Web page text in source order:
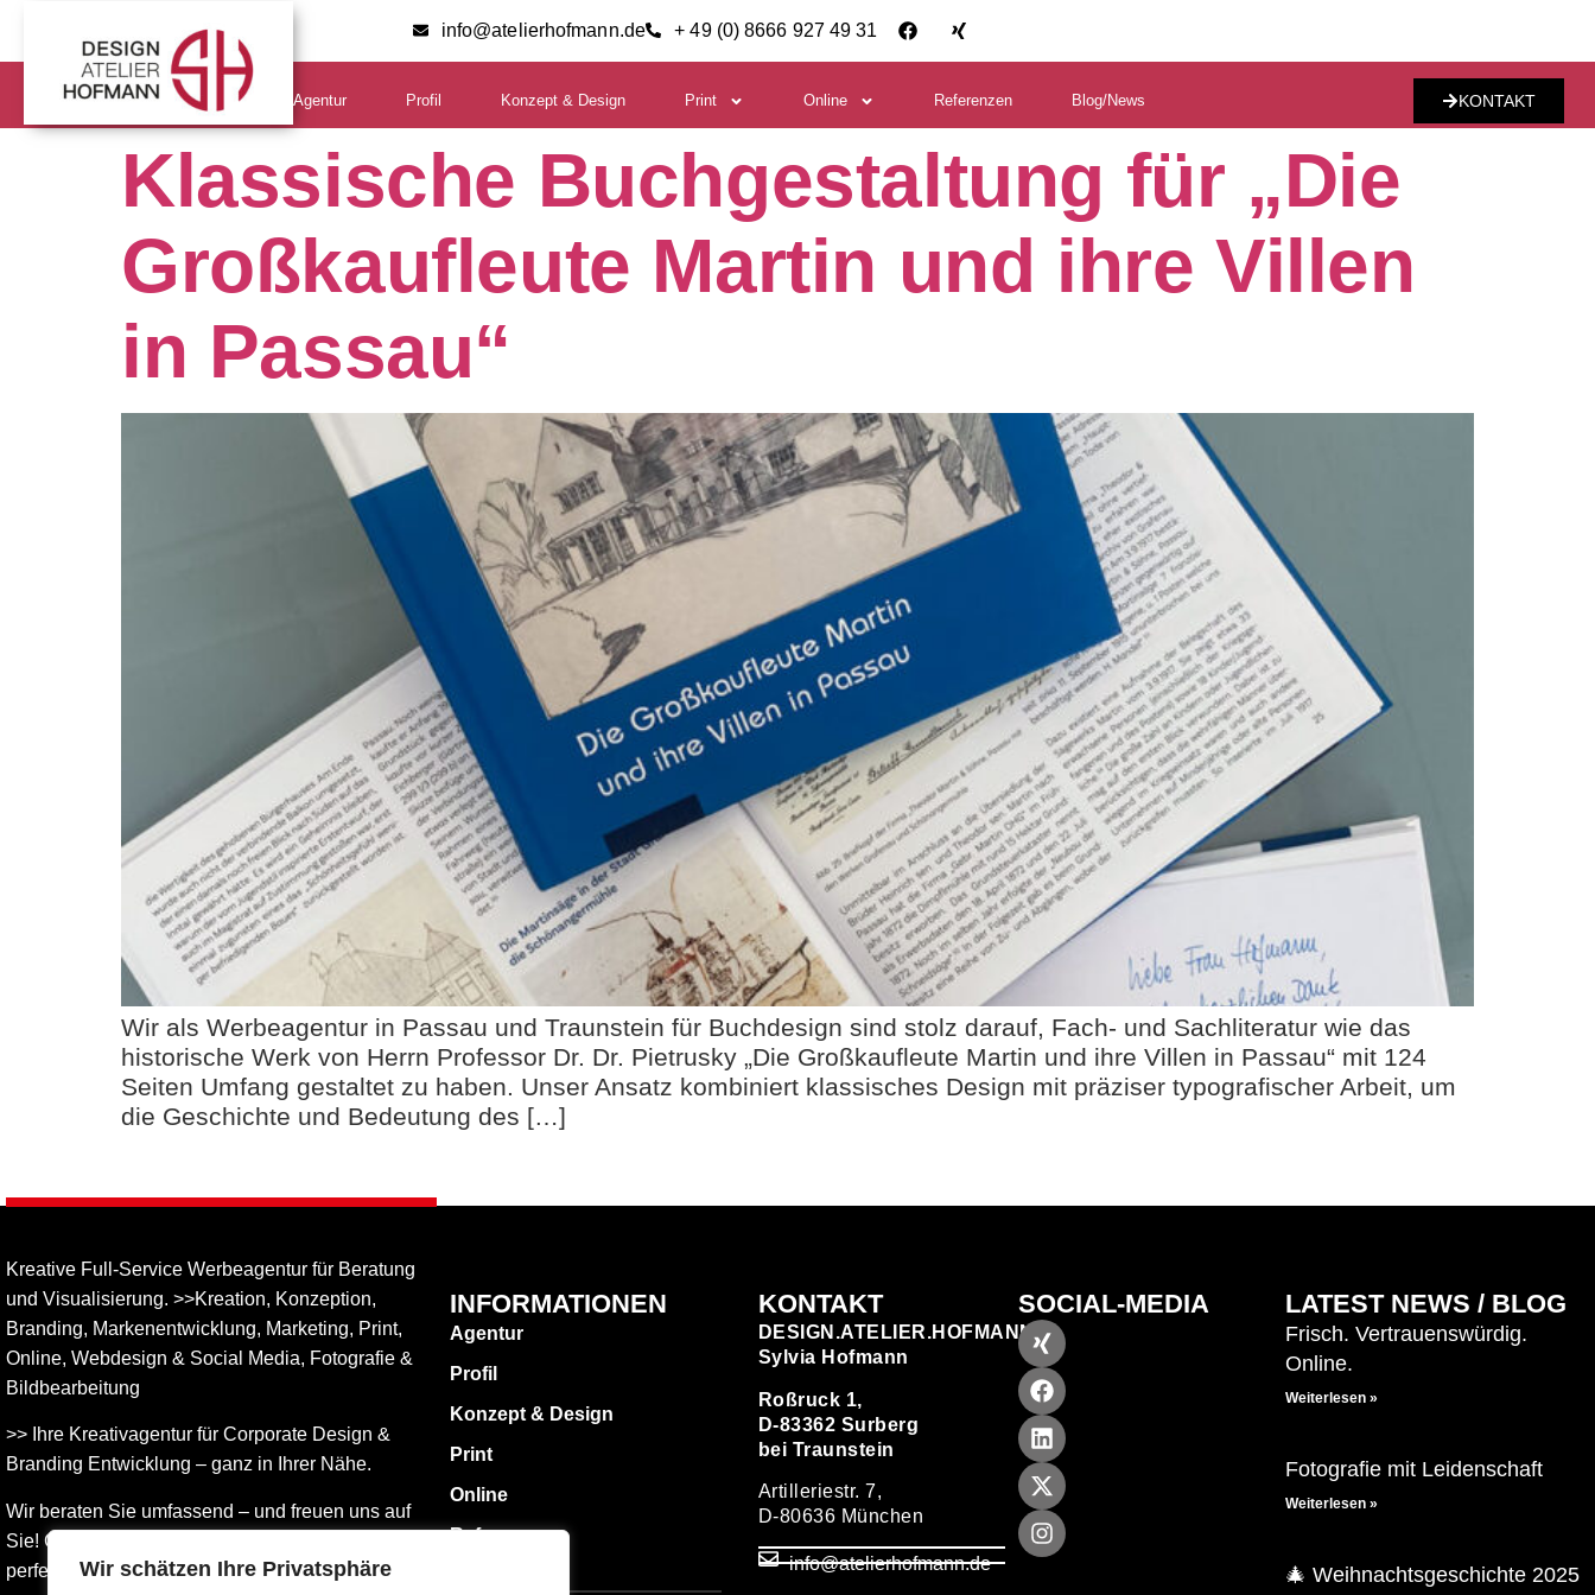
Wir schätzen Ihre Privatsphäre
info@atelierhofmann.de + 49 (0) 8666 927 49 31
KONTAKT
Agentur Profil Konzept & Design Print Online Referenzen Blog/News
Klassische Buchgestaltung für „Die
Großkaufleute Martin und ihre Villen
in Passau“
Wir als Werbeagentur in Passau und Traunstein für Buchdesign sind stolz darauf, Fach- und Sachliteratur wie das
historische Werk von Herrn Professor Dr. Dr. Pietrusky „Die Großkaufleute Martin und ihre Villen in Passau“ mit 124
Seiten Umfang gestaltet zu haben. Unser Ansatz kombiniert klassisches Design mit präziser typografischer Arbeit, um
die Geschichte und Bedeutung des […]
Kreative Full-Service Werbeagentur für Beratung
und Visualisierung. >>Kreation, Konzeption,
Branding, Markenentwicklung, Marketing, Print,
Online, Web­design & Social Media, Fotografie &
Bildbear­bei­tung
>> Ihre Kreativagentur für Corporate Design &
Branding Entwicklung – ganz in Ihrer Nähe.
Wir beraten Sie umfassend – und freuen uns auf
Sie! Gemeinsam finden wird die Werbung, die
perfekt zu Ihnen passt.
INFORMATIONEN
Agentur
Profil
Konzept & Design
Print
Online
Referenzen
KONTAKT
DESIGN.ATELIER.HOFMANN
Sylvia Hofmann
Roßruck 1,
D-83362 Surberg
bei Traunstein
Artilleriestr. 7,
D-80636 München
info@atelierhofmann.de
SOCIAL-MEDIA LATEST NEWS / BLOG
Frisch. Vertrauenswürdig.
Online.
Weiterlesen »
Fotografie mit Leidenschaft
Weiterlesen »
🎄 Weihnachtsgeschichte 2025